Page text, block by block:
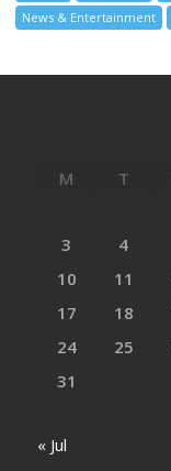
News & Entertainment
M T
3
4
10
11
17
18
24
25
31
« Jul